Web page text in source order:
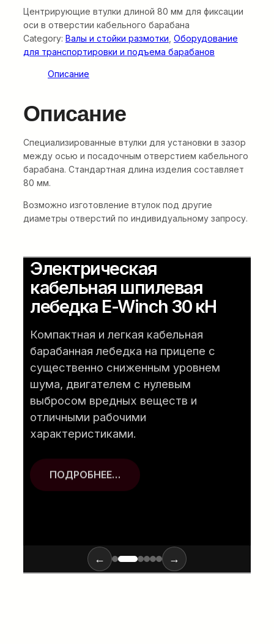
Центрирующие втулки длиной 80 мм для фиксации
оси в отверстии кабельного барабана
Category: Валы и стойки размотки Оборудование
для транспортировки и подъема барабанов
Описание
Описание
Специализированные втулки для установки в зазор
между осью и посадочным отверстием кабельного
барабана. Стандартная длина изделия составляет
80 мм.
Возможно изготовление втулок под другие
диаметры отверстий по индивидуальному запросу.
Электрическая
кабельная шпилевая
лебедка E-Winch 30 кН
Компактная и легкая кабельная
барабанная лебедка на прицепе с
существенно сниженным уровнем
шума, двигателем с нулевым
выбросом вредных веществ и
отличными рабочими
характеристиками.
ПОДРОБНЕЕ…
← →